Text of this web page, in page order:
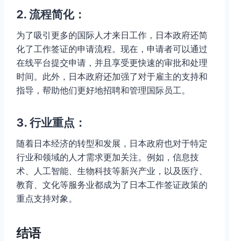
2. 流程简化：
为了吸引更多的国际人才来日工作，日本政府还简
化了工作签证的申请流程。现在，申请者可以通过
在线平台提交申请，并且享受更快速的审批和处理
时间。此外，日本政府还加强了对于雇主的支持和
指导，帮助他们更好地招聘和管理国际员工。
3. 行业重点：
随着日本经济的转型和发展，日本政府也对于特定
行业和领域的人才需求更加关注。例如，信息技
术、人工智能、生物科技等新兴产业，以及医疗、
教育、文化等服务业都成为了日本工作签证政策的
重点支持对象。
结语